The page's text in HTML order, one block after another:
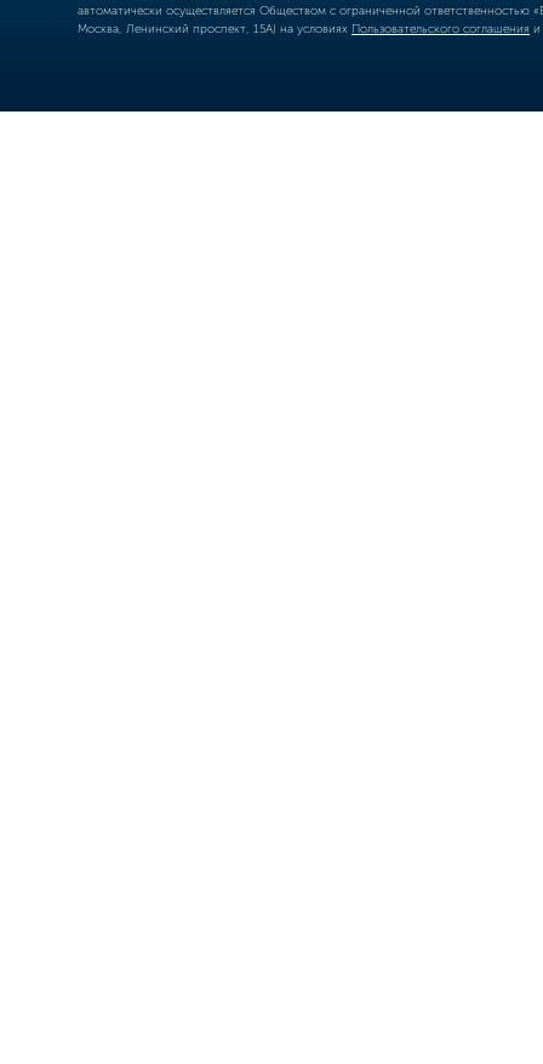
автоматически осуществляется Обществом с ограниченной
Москва, Ленинский проспект, 15А) на условиях Пользовательского соглашения и